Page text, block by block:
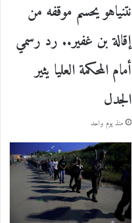
نتنياهو يحسم موقفه من
إقالة بن غفير.. رد رسمي
أمام المحكمة العليا يثير
الجدل
منذ يوم واحد